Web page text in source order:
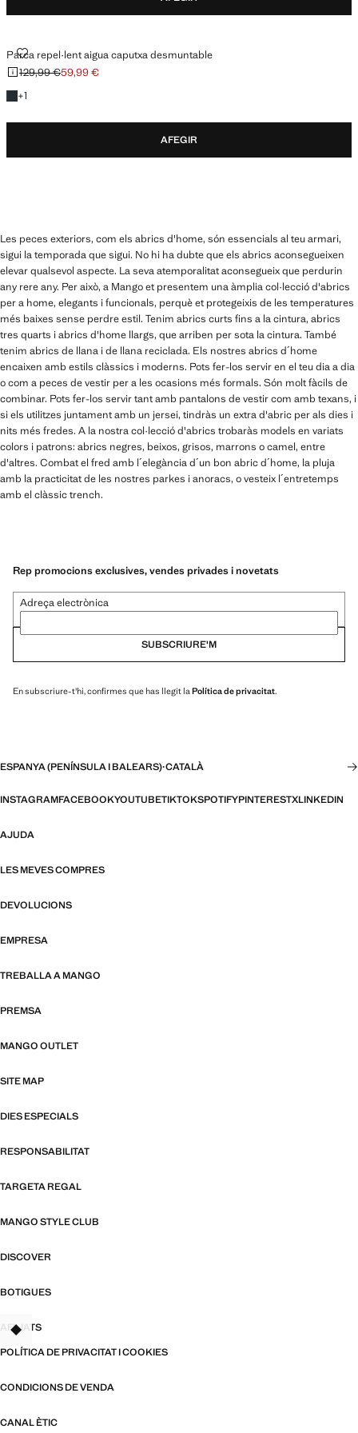
Parca repel·lent aigua caputxa desmuntable
PARCA REPEL·LENT AIGUA CAPUTXA DESMUNTABLE
Preu inicial ratllat [129,99 € ]
129,99 €
Preu actual [59,99 € ]
59,99 €
+1
+1 color
AFEGIR
Les peces exteriors, com els abrics d'home, són essencials al teu armari,
sigui la temporada que sigui. No hi ha dubte que els abrics aconsegueixen
elevar qualsevol aspecte. La seva atemporalitat aconsegueix que perdurin
any rere any. Per això, a Mango et presentem una àmplia col·lecció d'abrics
per a home, elegants i funcionals, perquè et protegeixis de les temperatures
més baixes sense perdre estil. Tenim abrics curts fins a la cintura, abrics
tres quarts i abrics d'home llargs, que arriben per sota la cintura. També
tenim abrics de llana i de llana reciclada. Els nostres abrics d´home
encaixen amb estils clàssics i moderns. Pots fer-los servir en el teu dia a dia
o com a peces de vestir per a les ocasions més formals. Són molt fàcils de
combinar. Pots fer-los servir tant amb pantalons de vestir com amb texans, i
si els utilitzes juntament amb un jersei, tindràs un extra d'abric per als dies i
nits més fredes. A la nostra col·lecció d'abrics trobaràs models en variats
colors i patrons: abrics negres, beixos, grisos, marrons o camel, entre
d'altres. Combat el fred amb l´elegància d´un bon abric d´home, la pluja
amb la practicitat de les nostres parkes i anoracs, o vesteix l´entretemps
amb el clàssic trench.
Rep promocions exclusives, vendes privades i novetats
Adreça electrònica
SUBSCRIURE'M
En subscriure-t'hi, confirmes que has llegit la Política de privacitat.
ESPANYA (PENÍNSULA I BALEARS)·CATALÀ
INSTAGRAMFACEBOOKYOUTUBETIKTOKSPOTIFYPINTERESTXLINKEDIN
AJUDA
LES MEVES COMPRES
DEVOLUCIONS
EMPRESA
TREBALLA A MANGO
PREMSA
MANGO OUTLET
SITE MAP
DIES ESPECIALS
RESPONSABILITAT
TARGETA REGAL
MANGO STYLE CLUB
DISCOVER
BOTIGUES
AFILIATS
POLÍTICA DE PRIVACITAT I COOKIES
CONDICIONS DE VENDA
CANAL ÈTIC